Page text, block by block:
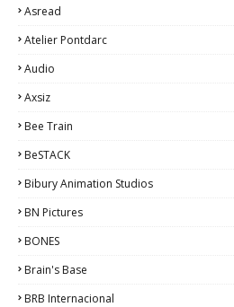
Asread
Atelier Pontdarc
Audio
Axsiz
Bee Train
BeSTACK
Bibury Animation Studios
BN Pictures
BONES
Brain's Base
BRB Internacional